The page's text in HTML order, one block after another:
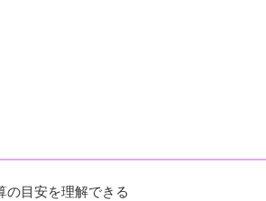
の目安を理解できる